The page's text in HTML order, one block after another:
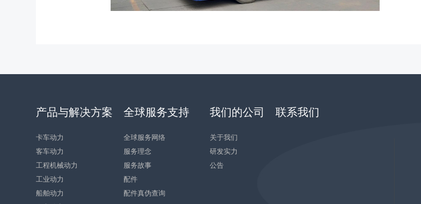
产品与解决方案
卡车动力
客车动力
工程机械动力
工业动力
船舶动力
全球服务支持
全球服务网络
服务理念
服务故事
配件
配件真伪查询
我们的公司
关于我们
研发实力
公告
联系我们